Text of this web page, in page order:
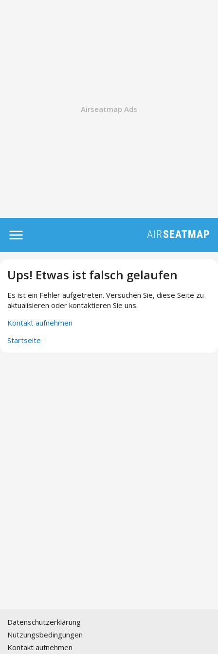
Ups! Etwas ist falsch gelaufen
Es ist ein Fehler aufgetreten. Versuchen Sie, diese Seite zu
aktualisieren oder kontaktieren Sie uns.
Kontakt aufnehmen
Startseite
Datenschutzerklärung
Nutzungsbedingungen
Kontakt aufnehmen